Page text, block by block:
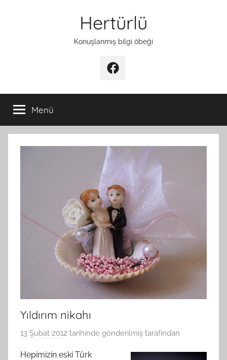
Hertürlü
Konuşlanmış bilgi öbeği
Facebook
Menü
Yıldırım nikahı
13 Şubat 2012 tarihinde gönderilmiş tarafından
Hepimizin eski Türk